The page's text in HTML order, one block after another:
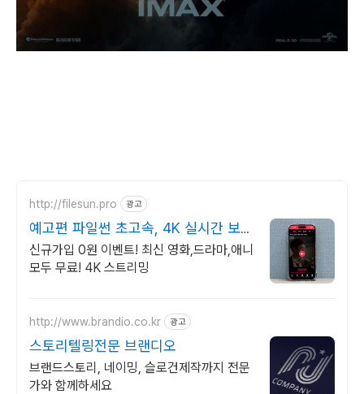
http://filesun.pro 광고
예고편 파일썬 초고속, 4K 실시간 보
기!
신규가입 0원 이벤트! 최신 영화,드라마,애니
모두 무료! 4K 스트리밍
http://www.brandio.co.kr 광고
스토리텔링전문 브랜디오
브랜드스토리, 네이밍, 슬로건제작까지 전문
가와 함께하세요